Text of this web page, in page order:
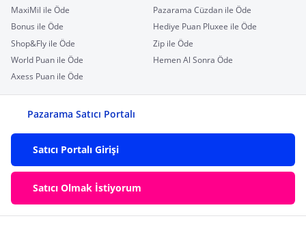
MaxiMil ile Öde
Pazarama Cüzdan ile Öde
Bonus ile Öde
Hediye Puan Pluxee ile Öde
Shop&Fly ile Öde
Zip ile Öde
World Puan ile Öde
Hemen Al Sonra Öde
Axess Puan ile Öde
Pazarama Satıcı Portalı
Satıcı Portalı Girişi
Satıcı Olmak İstiyorum